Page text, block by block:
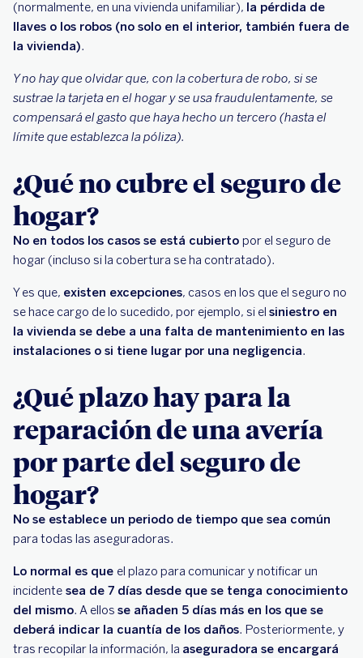
(normalmente, en una vivienda unifamiliar), la pérdida de
llaves o los robos (no solo en el interior, también fuera de
la vivienda).
Y no hay que olvidar que, con la cobertura de robo, si se
sustrae la tarjeta en el hogar y se usa fraudulentamente, se
compensará el gasto que haya hecho un tercero (hasta el
límite que establezca la póliza).
¿Qué no cubre el seguro de
hogar?
No en todos los casos se está cubierto por el seguro de
hogar (incluso si la cobertura se ha contratado).
Y es que, existen excepciones, casos en los que el seguro no
se hace cargo de lo sucedido, por ejemplo, si el siniestro en
la vivienda se debe a una falta de mantenimiento en las
instalaciones o si tiene lugar por una negligencia.
¿Qué plazo hay para la
reparación de una avería
por parte del seguro de
hogar?
No se establece un periodo de tiempo que sea común
para todas las aseguradoras.
Lo normal es que el plazo para comunicar y notificar un
incidente sea de 7 días desde que se tenga conocimiento
del mismo. A ellos se añaden 5 días más en los que se
deberá indicar la cuantía de los daños. Posteriormente, y
tras recopilar la información, la aseguradora se encargará